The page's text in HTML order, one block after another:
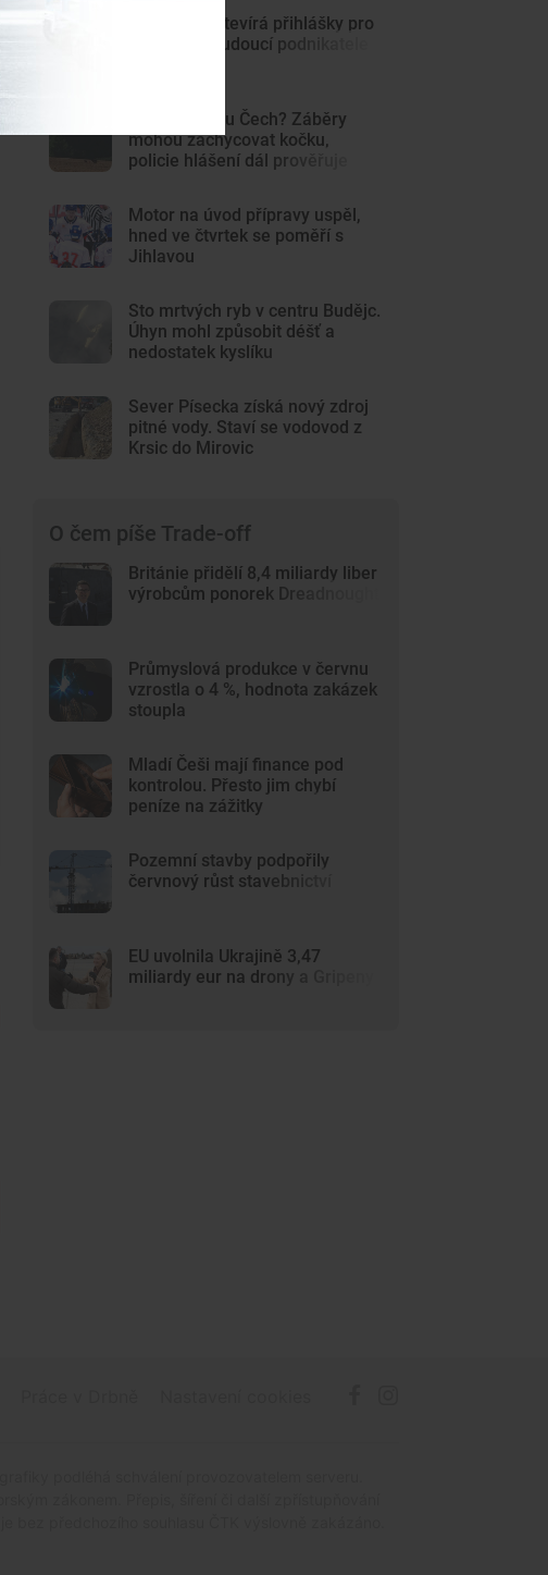
JihoCzech otevírá přihlášky pro
startupy a budoucí podnikatele
Šelma na jihu Čech? Záběry
mohou zachycovat kočku,
policie hlášení dál prověřuje
Motor na úvod přípravy uspěl,
hned ve čtvrtek se poměří s
Jihlavou
Sto mrtvých ryb v centru Budějc.
Úhyn mohl způsobit déšť a
nedostatek kyslíku
Sever Písecka získá nový zdroj
pitné vody. Staví se vodovod z
Krsic do Mirovic
O čem píše Trade-off
Británie přidělí 8,4 miliardy liber
výrobcům ponorek Dreadnought
Průmyslová produkce v červnu
vzrostla o 4 %, hodnota zakázek
stoupla
Mladí Češi mají finance pod
kontrolou. Přesto jim chybí
peníze na zážitky
Pozemní stavby podpořily
červnový růst stavebnictví
EU uvolnila Ukrajině 3,47
miliardy eur na drony a Gripeny